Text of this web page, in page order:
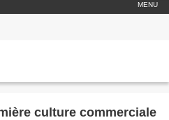
MENU
culture commerciale